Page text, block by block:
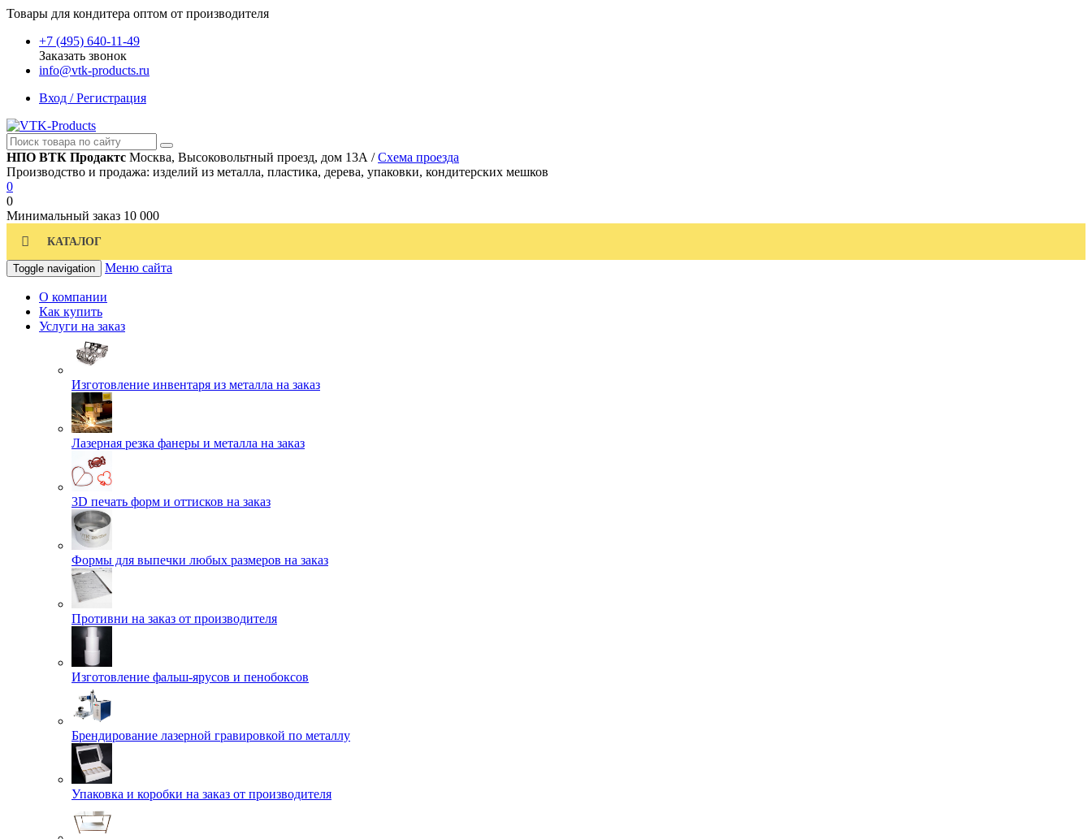
Товары для кондитера оптом от производителя
+7 (495) 640-11-49
Заказать звонок
info@vtk-products.ru
Вход / Регистрация
НПО ВТК Продактс Москва, Высоковольтный проезд, дом 13А /Схема проезда
Производство и продажа: изделий из металла, пластика, дерева, упаковки, кондитерских мешков
0
0
Минимальный заказ 10 000
КАТАЛОГ
Toggle navigation Меню сайта
О компании
Как купить
Услуги на заказ
Изготовление инвентаря из металла на заказ
Лазерная резка фанеры и металла на заказ
3D печать форм и оттисков на заказ
Формы для выпечки любых размеров на заказ
Противни на заказ от производителя
Изготовление фальш-ярусов и пенобоксов
Брендирование лазерной гравировкой по металлу
Упаковка и коробки на заказ от производителя